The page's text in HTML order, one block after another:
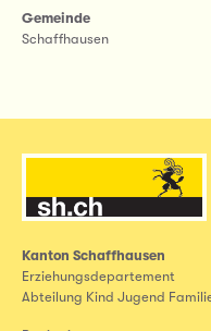
Gemeinde
Schaffhausen
Kanton Schaffhausen
Erziehungsdepartement
Abteilung Kind Jugend